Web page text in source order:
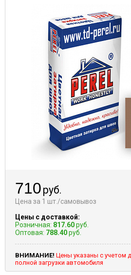
710 руб.
Цена за 1 шт./самовывоз
Цены с доставкой:
Розничная: 817.60руб.
Оптовая: 788.40руб.
ВНИМАНИЕ! Цены указаны с учетом
полной загрузки автомобиля